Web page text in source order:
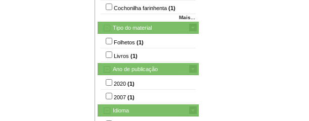
Cochonilha farinhenta (1)
Mais...
Tipo do material
Folhetos (1)
Livros (1)
Ano de publicação
2020 (1)
2007 (1)
Idioma